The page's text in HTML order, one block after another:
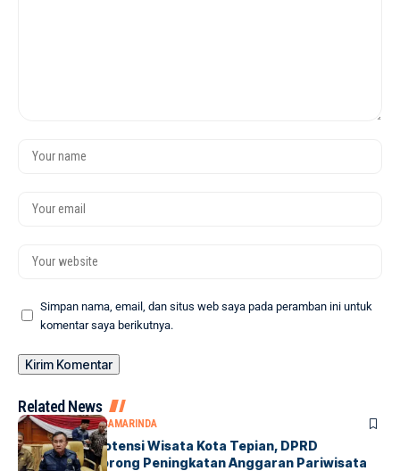
Simpan nama, email, dan situs web saya pada peramban ini untuk
komentar saya berikutnya.
Related News
DPRD SAMARINDASAMARINDA
Optimalkan Potensi Wisata Kota Tepian, DPRD
Samarinda Dorong Peningkatan Anggaran Pariwisata